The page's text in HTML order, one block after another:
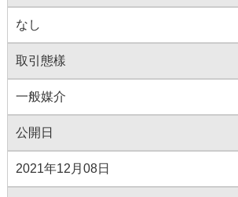
なし
取引態樣
一般媒介
公開日
2021年12月08日